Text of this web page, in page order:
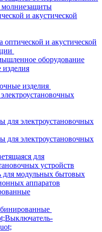
и акустической
оптической и акустической
оборудование
изделия
изделия
для электроустановочных
для электроустановочных
для
устройств
для модульных бытовых
аппаратов